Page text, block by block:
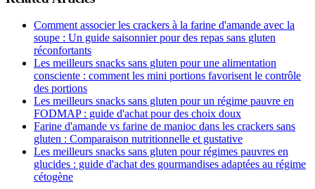
Comment associer les crackers à la farine d'amande avec la
soupe : Un guide saisonnier pour des repas sans gluten
réconfortants
Les meilleurs snacks sans gluten pour une alimentation
consciente : comment les mini portions favorisent le contrôle
des portions
Les meilleurs snacks sans gluten pour un régime pauvre en
FODMAP : guide d'achat pour des choix doux
Farine d'amande vs farine de manioc dans les crackers sans
gluten : Comparaison nutritionnelle et gustative
Les meilleurs snacks sans gluten pour régimes pauvres en
glucides : guide d'achat des gourmandises adaptées au régime
cétogène